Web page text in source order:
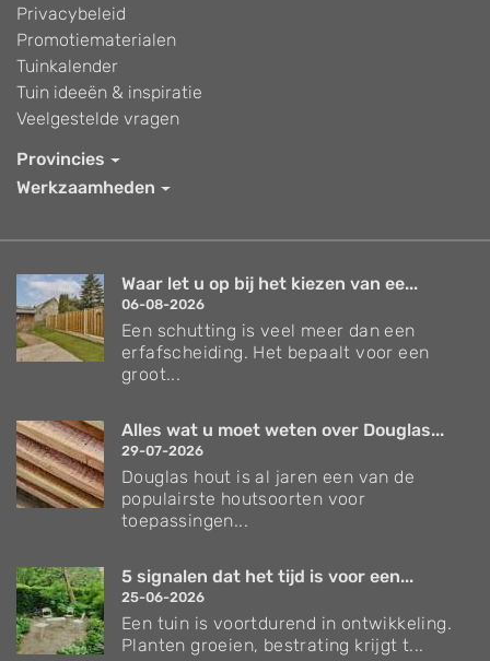
Privacybeleid
Promotiematerialen
Tuinkalender
Tuin ideeën & inspiratie
Veelgestelde vragen
Provincies
Werkzaamheden
Waar let u op bij het kiezen van ee...
06-08-2026
Een schutting is veel meer dan een
erfafscheiding. Het bepaalt voor een
groot...
Alles wat u moet weten over Douglas...
29-07-2026
Douglas hout is al jaren een van de
populairste houtsoorten voor
toepassingen...
5 signalen dat het tijd is voor een...
25-06-2026
Een tuin is voortdurend in ontwikkeling.
Planten groeien, bestrating krijgt t...